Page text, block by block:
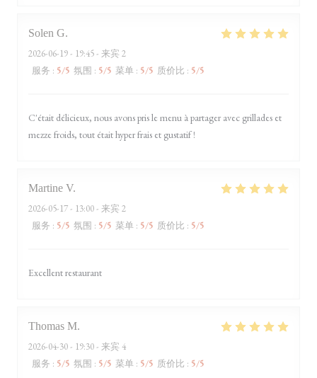
Solen G
2026-06-19- 19:45 - 来宾 2
服务 : 5/5 氛围 : 5/5 菜单 : 5/5 质价比 : 5/5
C'était délicieux, nous avons pris le menu à partager avec grillades et
mezze froids, tout était hyper frais et gustatif !
Martine V
2026-05-17- 13:00 - 来宾 2
服务 : 5/5 氛围 : 5/5 菜单 : 5/5 质价比 : 5/5
Excellent restaurant
Thomas M
2026-04-30- 19:30 - 来宾 4
服务 : 5/5 氛围 : 5/5 菜单 : 5/5 质价比 : 5/5